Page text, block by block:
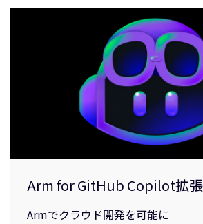
Arm for GitHub Copilot拡
Armでクラウド開発を可能に